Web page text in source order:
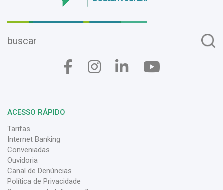
ACESSO RÁPIDO
Tarifas
Internet Banking
Conveniadas
Ouvidoria
Canal de Denúncias
Política de Privacidade